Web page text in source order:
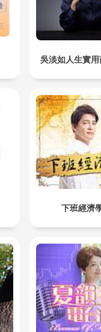
吳淡如人生實
下班經濟